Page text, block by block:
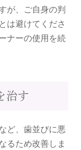
が、ご自身の判
は避けてくださ
ナーの使用を続
治す
ど、歯並びに悪
るため改善しま